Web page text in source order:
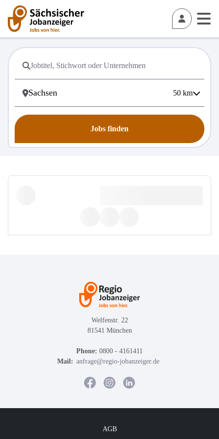
50 km
Jobs finden
Welfenstr. 22
81541 München
Phone: 0800 - 4161411
Mail: anfrage@regio-jobanzeiger.de
AGB